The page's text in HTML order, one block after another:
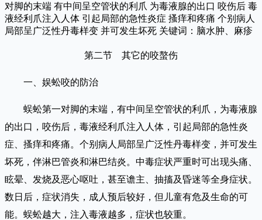
对脚的末端 有中间呈空管状的利爪 为毒液腺的出口 咬伤后 毒
液经利爪注入人体 引起局部的急性炎症 搔痒和疼痛 个别病人
局部呈广泛性丹毒样变 并可发生坏死 关键词：脑水肿、麻疹
第二节 其它的咬螯伤
一、娱蚣咬的防治
蜈蚣第一对脚的末端，有中间呈空管状的利爪，为毒液腺
的出口，咬伤后，毒液经利爪注入人体，引起局部的急性炎
症、搔痒和疼痛。个别病人局部呈广泛性丹毒样变，并可发生
坏死，伴淋巴管炎和淋巴结炎。中毒症状严重时可出现头痛、
眩晕、发烧及恶心呕吐，甚至谵主、抽搐及昏迷等全身症状。
数日后，症状消失，成人预后较好，但儿童有危及生命的可
能。蜈蚣越大，注入毒液越多，症状也较重。